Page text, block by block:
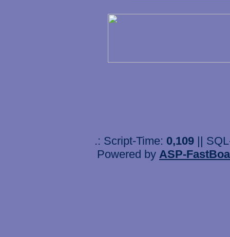
.: Script-Time: 0,109 ||
Powered by ASP-